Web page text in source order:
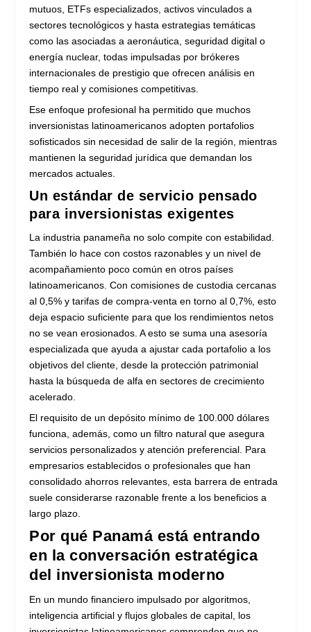
mutuos, ETFs especializados, activos vinculados a
sectores tecnológicos y hasta estrategias temáticas
como las asociadas a aeronáutica, seguridad digital o
energía nuclear, todas impulsadas por brókeres
internacionales de prestigio que ofrecen análisis en
tiempo real y comisiones competitivas.
Ese enfoque profesional ha permitido que muchos
inversionistas latinoamericanos adopten portafolios
sofisticados sin necesidad de salir de la región, mientras
mantienen la seguridad jurídica que demandan los
mercados actuales.
Un estándar de servicio pensado
para inversionistas exigentes
La industria panameña no solo compite con estabilidad.
También lo hace con costos razonables y un nivel de
acompañamiento poco común en otros países
latinoamericanos. Con comisiones de custodia cercanas
al 0,5% y tarifas de compra-venta en torno al 0,7%, esto
deja espacio suficiente para que los rendimientos netos
no se vean erosionados. A esto se suma una asesoría
especializada que ayuda a ajustar cada portafolio a los
objetivos del cliente, desde la protección patrimonial
hasta la búsqueda de alfa en sectores de crecimiento
acelerado.
El requisito de un depósito mínimo de 100.000 dólares
funciona, además, como un filtro natural que asegura
servicios personalizados y atención preferencial. Para
empresarios establecidos o profesionales que han
consolidado ahorros relevantes, esta barrera de entrada
suele considerarse razonable frente a los beneficios a
largo plazo.
Por qué Panamá está entrando
en la conversación estratégica
del inversionista moderno
En un mundo financiero impulsado por algoritmos,
inteligencia artificial y flujos globales de capital, los